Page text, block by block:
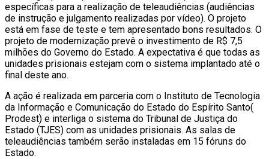
específicas para a realização de teleaudiências (audiências
de instrução e julgamento realizadas por vídeo). O projeto
está em fase de teste e tem apresentado bons resultados. O
projeto de modernização prevê o investimento de R$ 7,5
milhões do Governo do Estado. A expectativa é que todas as
unidades prisionais estejam com o sistema implantado até o
final deste ano.
A ação é realizada em parceria com o Instituto de Tecnologia
da Informação e Comunicação do Estado do Espírito Santo(
Prodest) e interliga o sistema do Tribunal de Justiça do
Estado (TJES) com as unidades prisionais. As salas de
teleaudiências também serão instaladas em 15 fóruns do
Estado.